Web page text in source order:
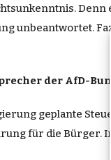
Denn
unbeantwortet.
der AfD-
geplante
für die Bürger.